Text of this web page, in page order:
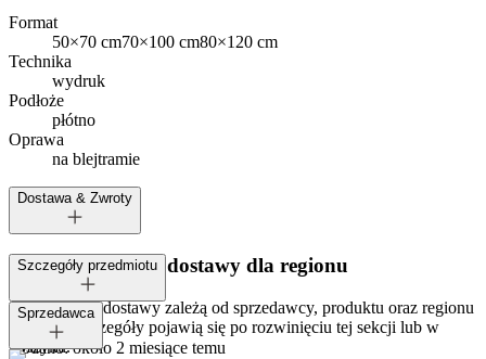
Format
50×70 cm70×100 cm80×120 cm
Technika
wydruk
Podłoże
płótno
Oprawa
na blejtramie
Dostawa & Zwroty
Dostępne metody dostawy dla regionu
Opcje i koszt dostawy zależą od sprzedawcy, produktu oraz regionu
dostawy. Szczegóły pojawią się po rozwinięciu tej sekcji lub w
koszyku.
Szczegóły przedmiotu
Tagi:
Dodano:około 2 miesiące temu
Sprzedawca